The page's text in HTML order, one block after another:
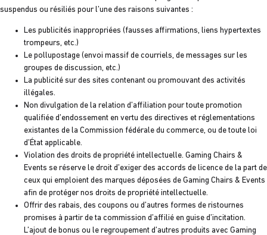
suspendus ou résiliés pour l’une des raisons suivantes :
Les publicités inappropriées (fausses affirmations, liens hypertextes
trompeurs, etc.)
Le pollupostage (envoi massif de courriels, de messages sur les
groupes de discussion, etc.)
La publicité sur des sites contenant ou promouvant des activités
illégales.
Non divulgation de la relation d’affiliation pour toute promotion
qualifiée d’endossement en vertu des directives et réglementations
existantes de la Commission fédérale du commerce, ou de toute loi
d’État applicable.
Violation des droits de propriété intellectuelle. Gaming Chairs &
Events se réserve le droit d’exiger des accords de licence de la part de
ceux qui emploient des marques déposées de Gaming Chairs & Events
afin de protéger nos droits de propriété intellectuelle.
Offrir des rabais, des coupons ou d’autres formes de ristournes
promises à partir de ta commission d’affilié en guise d’incitation.
L’ajout de bonus ou le regroupement d’autres produits avec Gaming